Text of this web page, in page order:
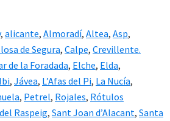
, alicante, Almoradí, Altea, Asp,
de Segura, Calpe, Crevillente.
de la Foradada, Elche, Elda,
Ibi, Jávea, L’Afas del Pi, La Nucía,
, Petrel, Rojales, Rótulos
Raspeig, Sant Joan d’Alacant, Santa